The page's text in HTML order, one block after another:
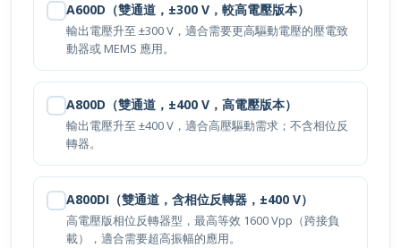
A600D（雙通道，±300 V，較高電壓版本）
輸出電壓升至 ±300 V，適合需要更高驅動電壓的壓電致
動器或 MEMS 應用。
A800D（雙通道，±400 V，高電壓版本）
輸出電壓升至 ±400 V，適合高壓驅動需求；不含相位反
轉器。
A800DI（雙通道，含相位反轉器，±400 V）
高電壓版相位反轉器型，最高等效 1600 Vpp（跨接負
載），適合需要超高振幅的應用。